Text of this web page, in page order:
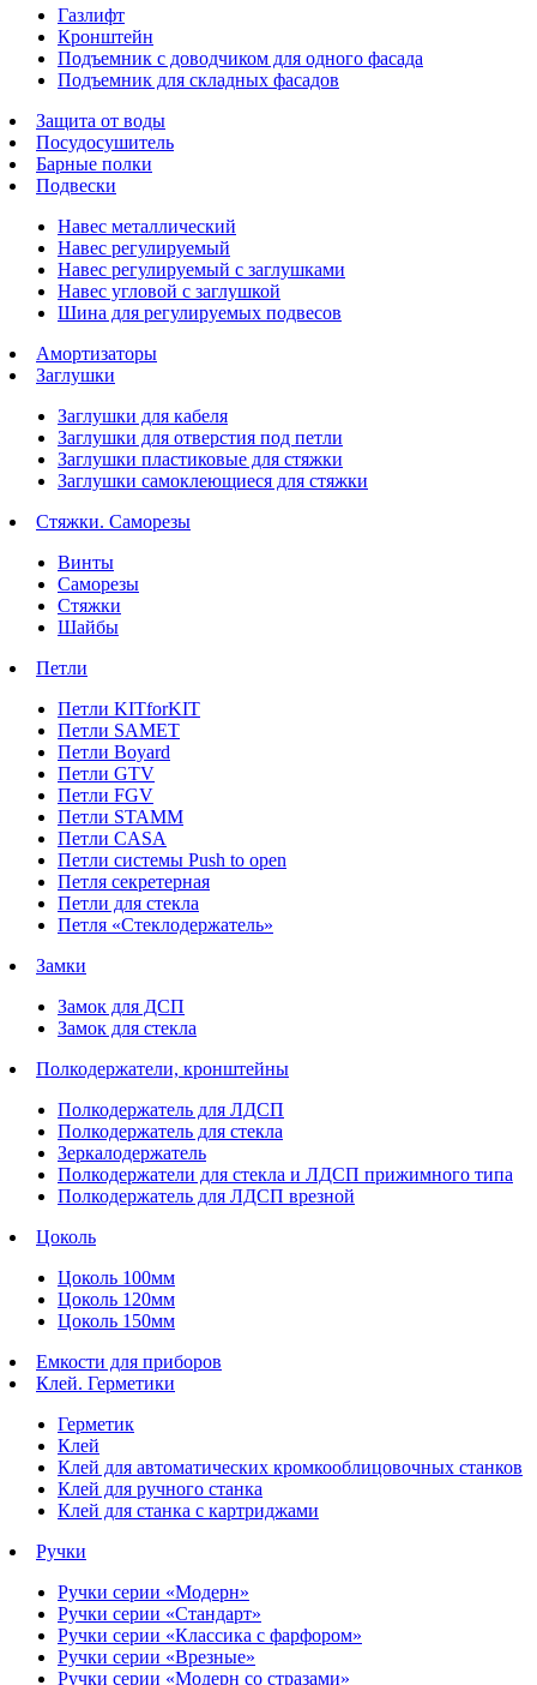
Газлифт
Кронштейн
Подъемник с доводчиком для одного фасада
Подъемник для складных фасадов
Защита от воды
Посудосушитель
Барные полки
Подвески
Навес металлический
Навес регулируемый
Навес регулируемый с заглушками
Навес угловой с заглушкой
Шина для регулируемых подвесов
Амортизаторы
Заглушки
Заглушки для кабеля
Заглушки для отверстия под петли
Заглушки пластиковые для стяжки
Заглушки самоклеющиеся для стяжки
Стяжки. Саморезы
Винты
Саморезы
Стяжки
Шайбы
Петли
Петли KITforKIT
Петли SAMET
Петли Boyard
Петли GTV
Петли FGV
Петли STAMM
Петли CASA
Петли системы Push to open
Петля секретерная
Петли для стекла
Петля «Стеклодержатель»
Замки
Замок для ДСП
Замок для стекла
Полкодержатели, кронштейны
Полкодержатель для ЛДСП
Полкодержатель для стекла
Зеркалодержатель
Полкодержатели для стекла и ЛДСП прижимного типа
Полкодержатель для ЛДСП врезной
Цоколь
Цоколь 100мм
Цоколь 120мм
Цоколь 150мм
Емкости для приборов
Клей. Герметики
Герметик
Клей
Клей для автоматических кромкооблицовочных станков
Клей для ручного станка
Клей для станка с картриджами
Ручки
Ручки серии «Модерн»
Ручки серии «Стандарт»
Ручки серии «Классика с фарфором»
Ручки серии «Врезные»
Ручки серии «Модерн со стразами»